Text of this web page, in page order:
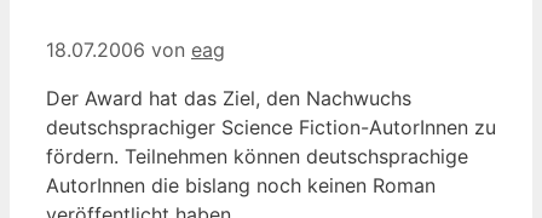
18.07.2006 von eag
Der Award hat das Ziel, den Nachwuchs
deutschsprachiger Science Fiction-AutorInnen zu
fördern. Teilnehmen können deutschsprachige
AutorInnen die bislang noch keinen Roman